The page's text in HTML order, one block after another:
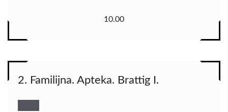
10.00
2. Familijna. Apteka. Brattig I.